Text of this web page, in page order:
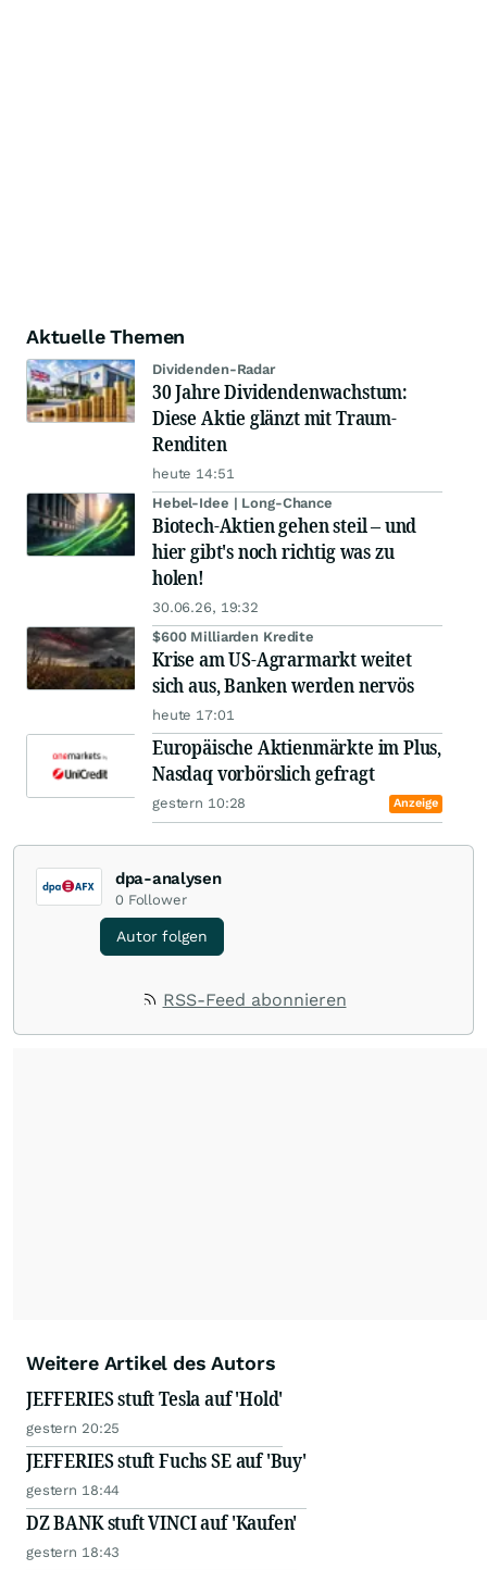
Aktuelle Themen
Dividenden-Radar
30 Jahre Dividendenwachstum:
Diese Aktie glänzt mit Traum-
Renditen
heute 14:51
Hebel-Idee | Long-Chance
Biotech-Aktien gehen steil – und
hier gibt's noch richtig was zu
holen!
30.06.26, 19:32
$600 Milliarden Kredite
Krise am US-Agrarmarkt weitet
sich aus, Banken werden nervös
heute 17:01
Europäische Aktienmärkte im Plus,
Nasdaq vorbörslich gefragt
gestern 10:28 Anzeige
dpa-analysen
0 Follower
Autor folgen
RSS-Feed abonnieren
Weitere Artikel des Autors
JEFFERIES stuft Tesla auf 'Hold'
gestern 20:25
JEFFERIES stuft Fuchs SE auf 'Buy'
gestern 18:44
DZ BANK stuft VINCI auf 'Kaufen'
gestern 18:43